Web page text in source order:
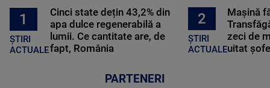
1
ȘTIRI
ACTUALE
Cinci state dețin 43,2% din
apa dulce regenerabilă a
lumii. Ce cantitate are, de
fapt, România
2
ȘTIRI
ACTUALE
Mașină
zeci de
uitat
PARTENERI